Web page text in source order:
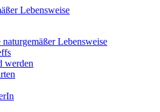
Lebensweise
werden